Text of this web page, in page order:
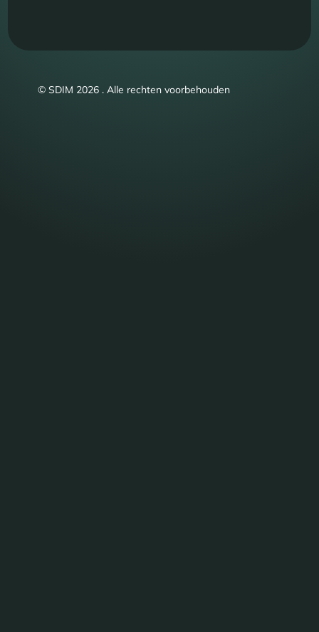
© SDIM 2026 . Alle rechten voorbehouden